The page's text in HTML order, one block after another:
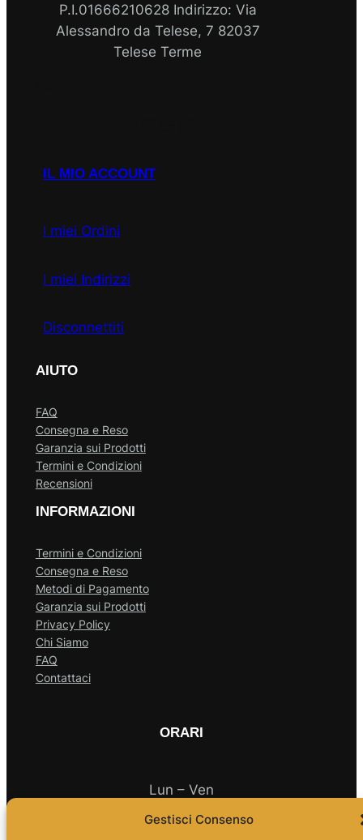
Gestisci Consenso
P.I.01666210628 Indirizzo: Via
Alessandro da Telese, 7 82037
Telese Terme
IL MIO ACCOUNT
I miei Ordini
I miei Indirizzi
Disconnettiti
AIUTO
FAQ
Consegna e Reso
Garanzia sui Prodotti
Termini e Condizioni
Recensioni
INFORMAZIONI
Termini e Condizioni
Consegna e Reso
Metodi di Pagamento
Garanzia sui Prodotti
Privacy Policy
Chi Siamo
FAQ
Contattaci
ORARI
Lun – Ven